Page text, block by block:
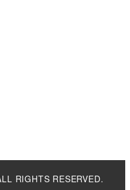
RIGHTS RESERVED.